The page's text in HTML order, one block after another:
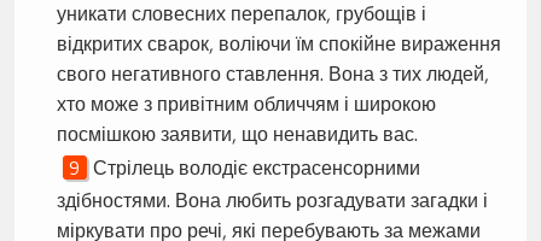
уникати словесних перепалок, грубощів і
відкритих сварок, воліючи їм спокійне вираження
свого негативного ставлення. Вона з тих людей,
хто може з привітним обличчям і широкою
посмішкою заявити, що ненавидить вас.
Стрілець володіє екстрасенсорними
здібностями. Вона любить розгадувати загадки і
міркувати про речі, які перебувають за межами